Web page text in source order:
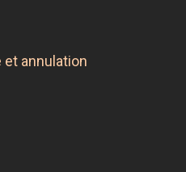
annulation